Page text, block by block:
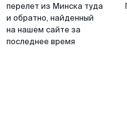
перелет из Минска туда
и обратно, найденный
на нашем сайте за
последнее время